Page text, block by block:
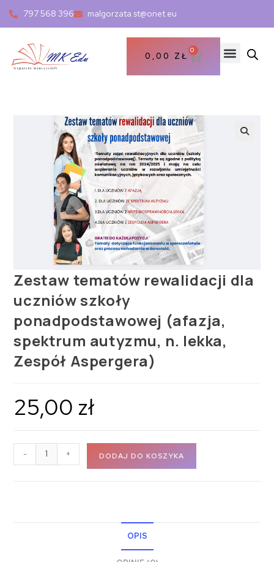
797 568 396 malgorzata.st@onet.eu
0,00 ZŁ
0
Zestaw tematów rewalidacji dla
uczniów szkoły
ponadpodstawowej (afazja,
spektrum autyzmu, n. lekka,
Zespół Aspergera)
25,00 zł
- + DODAJ DO KOSZYKA
OPIS